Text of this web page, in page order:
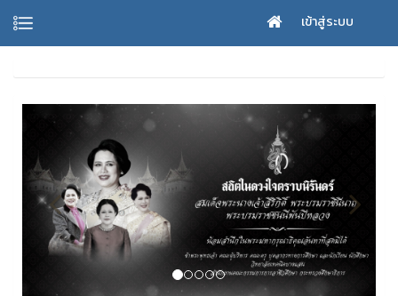
เข้าสู่ระบบ